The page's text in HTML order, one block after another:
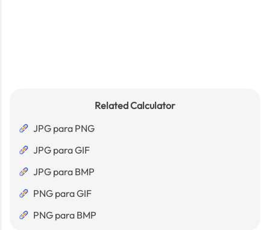
Related Calculator
JPG para PNG
JPG para GIF
JPG para BMP
PNG para GIF
PNG para BMP